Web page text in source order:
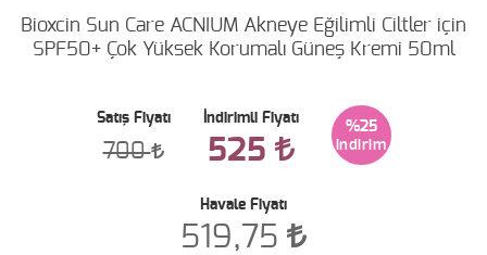
Bioxcin Sun Care ACNIUM Akneye Eğilimli Ciltler için
SPF50+ Çok Yüksek Korumalı Güneş Kremi 50ml
Satış Fiyatı
700
İndirimli Fiyatı
525
%25
Havale Fiyatı
519,75